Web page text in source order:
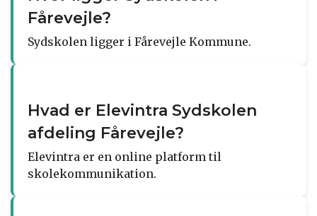
Fårevejle?
Sydskolen ligger i Fårevejle Kommune.
Hvad er Elevintra Sydskolen
afdeling Fårevejle?
Elevintra er en online platform til
skolekommunikation.